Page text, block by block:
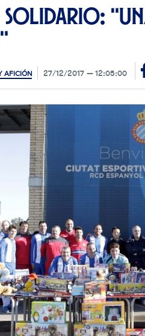
AFICIÓN 27/12/2017 12:05:00